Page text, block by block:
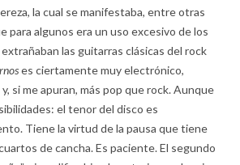
la cual se manifestaba, entre otras
para algunos era un uso excesivo de los
las guitarras clásicas del rock
es ciertamente muy electrónico,
si me apuran, más pop que rock. Aunque
el tenor del disco es
Tiene la virtud de la pausa que tiene
de cancha. Es paciente. El segundo